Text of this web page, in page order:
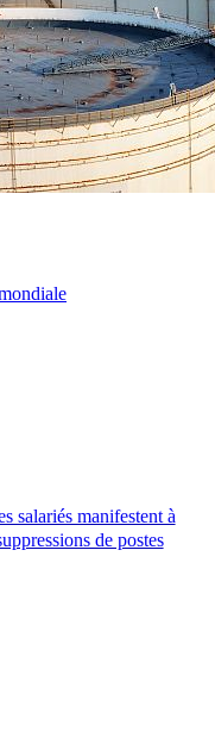
salariés manifestent à
de postes